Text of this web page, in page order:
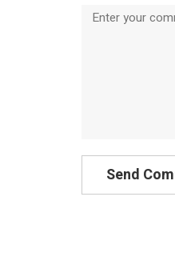
Comment